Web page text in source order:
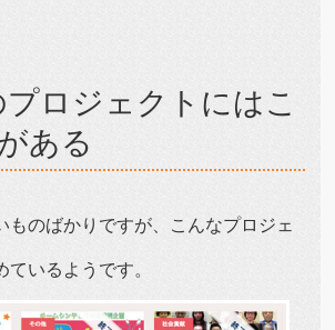
プロジェクトにはこ
ある
ものばかりですが、こんなプロジェ
いるようです。